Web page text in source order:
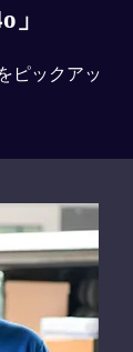
ピックアッ